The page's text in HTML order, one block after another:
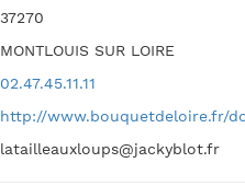
37270
MONTLOUIS SUR LOIRE
02.47.45.11.11
http://www.bouquetdeloire.fr/
latailleauxloups@jackyblot.fr